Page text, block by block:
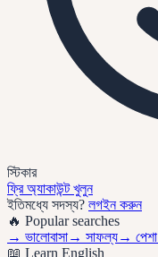
স্টিকার
ফ্রি অ্যাকাউন্ট খুলুন
ইতিমধ্যে সদস্য? লগইন করুন
🔥 Popular searches
→ ভালোবাসা→ সাফল্য→ পেশা
📖 Learn English